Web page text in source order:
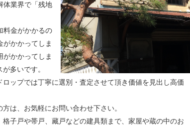
体業界で「残地
料金がかかるの
がかかってしま
がかかってしま
多いです。
ップでは丁寧に選別・査定させて頂き価値を見出し高価
は、お気軽にお問い合わせ下さい。
子戸や帯戸、藏戸などの建具類まで、家屋や蔵の中のお